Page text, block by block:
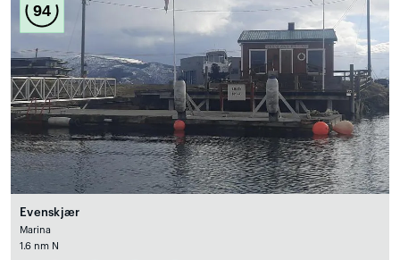
94
Evenskjær
Marina
1.6 nm N